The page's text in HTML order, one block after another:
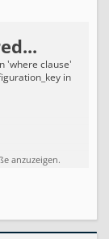
'where clause'
in
anzuzeigen.